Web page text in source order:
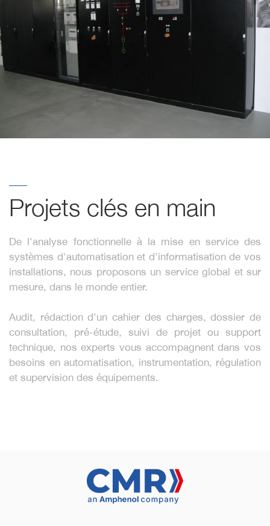
Projets clés en main
De l'analyse fonctionnelle à la mise en service des
systèmes d'automatisation et d'informatisation de vos
installations, nous proposons un service global et sur
mesure, dans le monde entier.
Audit, rédaction d'un cahier des charges, dossier de
consultation, pré-étude, suivi de projet ou support
technique, nos experts vous accompagnent dans vos
besoins en automatisation, instrumentation, régulation
et supervision des équipements.